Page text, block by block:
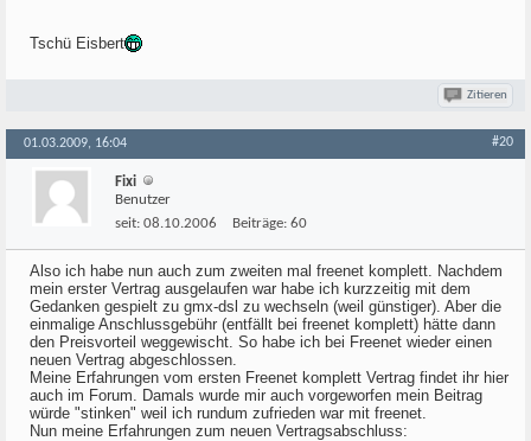
Tschü Eisbert
Zitieren
01.03.2009, 16:04 #20
Fixi
Benutzer
seit: 08.10.2006 Beiträge: 60
Also ich habe nun auch zum zweiten mal freenet komplett. Nachdem
mein erster Vertrag ausgelaufen war habe ich kurzzeitig mit dem
Gedanken gespielt zu gmx-dsl zu wechseln (weil günstiger). Aber die
einmalige Anschlussgebühr (entfällt bei freenet komplett) hätte dann
den Preisvorteil weggewischt. So habe ich bei Freenet wieder einen
neuen Vertrag abgeschlossen.
Meine Erfahrungen vom ersten Freenet komplett Vertrag findet ihr hier
auch im Forum. Damals wurde mir auch vorgeworfen mein Beitrag
würde "stinken" weil ich rundum zufrieden war mit freenet.
Nun meine Erfahrungen zum neuen Vertragsabschluss: